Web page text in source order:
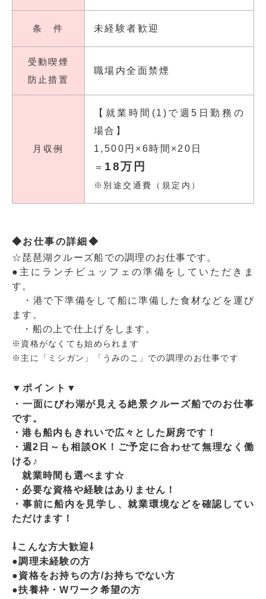
条 件 未経験者歓迎
受動喫煙
防止措置
職場内全面禁煙
月収例
【就業時間(1)で週5日勤務の
場合】
1,500円×6時間×20日
＝ 18万円
※別途交通費（規定内）
◆お仕事の詳細◆
☆琵琶湖クルーズ船での調理のお仕事です。
●主にランチビュッフェの準備をしていただきま
す。
・港で下準備をして船に準備した食材などを運び
ます。
・船の上で仕上げをします。
※資格がなくても始められます
※主に「ミシガン」「うみのこ」での調理のお仕事です
▼ポイント▼
・一面にびわ湖が見える絶景クルーズ船でのお仕事
です。
・港も船内もきれいで広々とした厨房です！
・週2日～も相談OK！ご予定に合わせて無理なく働
ける♪
就業時間も選べます☆
・必要な資格や経験はありません！
・事前に船内を見学し、就業環境などを確認してい
ただけます！
⇩こんな方大歓迎⇩
●調理未経験の方
●資格をお持ちの方/お持ちでない方
●扶養枠・Wワーク希望の方